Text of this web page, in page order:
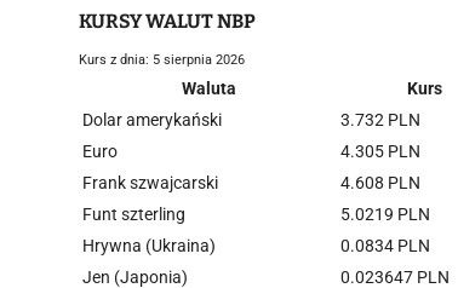
KURSY WALUT NBP
Kurs z dnia: 5 sierpnia 2026
Waluta
Kurs
Dolar amerykański
3.732 PLN
Euro
4.305 PLN
Frank szwajcarski
4.608 PLN
Funt szterling
5.0219 PLN
Hrywna (Ukraina)
0.0834 PLN
Jen (Japonia)
0.023647 PLN